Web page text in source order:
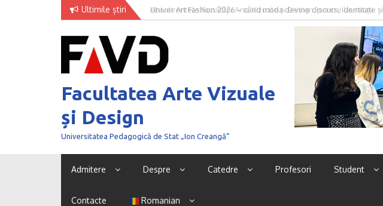
Ultimile știri
Univer Art Fashion 2026 – când moda devine discurs, identitate și
curaj de a fi văzut
Facultatea Arte Vizuale
și Design
Universitatea Pedagogică de Stat „Ion Creangă”
Admitere Despre Catedre Profesori Student
Contacte Romanian